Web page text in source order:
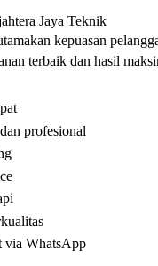
Jaya Teknik
kepuasan
terbaik dan hasil
profesional
via WhatsApp